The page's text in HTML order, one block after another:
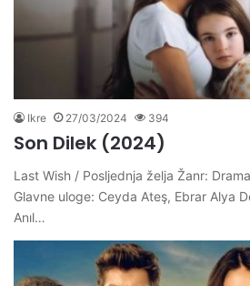
Ikre 27/03/2024 394
Son Dilek (2024)
Last Wish / Posljednja želja Žanr:
Glavne uloge: Ceyda Ateş, Ebrar Alya
Anıl…